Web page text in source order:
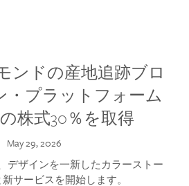
ンドの産地追跡ブロ
・プラットフォーム
の株式30％を取得
May 29, 2026
デザインを一新したカラーストー
サービスを開始します。